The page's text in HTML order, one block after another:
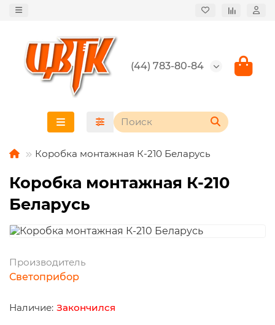
(44) 783-80-84
Коробка монтажная К-210 Беларусь
Коробка монтажная К-210
Беларусь
Производитель
Светоприбор
Закончился